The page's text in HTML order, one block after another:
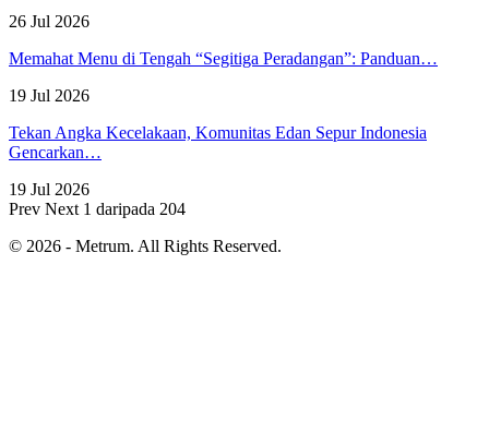
26 Jul 2026
Memahat Menu di Tengah “Segitiga Peradangan”: Panduan…
19 Jul 2026
Tekan Angka Kecelakaan, Komunitas Edan Sepur Indonesia
Gencarkan…
19 Jul 2026
Prev Next 1 daripada 204
© 2026 - Metrum. All Rights Reserved.